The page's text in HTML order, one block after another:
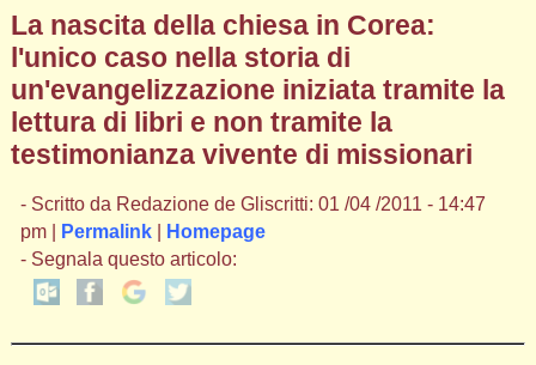
La nascita della chiesa in Corea:
l'unico caso nella storia di
un'evangelizzazione iniziata tramite la
lettura di libri e non tramite la
testimonianza vivente di missionari
- Scritto da Redazione de Gliscritti: 01 /04 /2011 - 14:47
pm |
Permalink|
Homepage
- Segnala questo articolo: